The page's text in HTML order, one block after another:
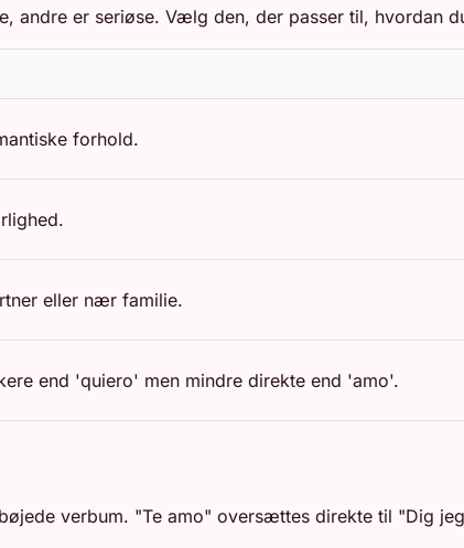
andre er seriøse. Vælg den, der passer til, hvordan
forhold.
eller nær familie.
end 'quiero' men mindre direkte end 'amo'.
verbum. "Te amo" oversættes direkte til "Dig